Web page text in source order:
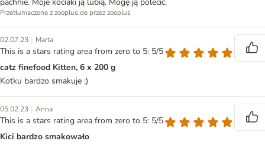
Przetłumaczone z zooplus.de przez zooplus
02.07.23 | Marta
This is a stars rating area from zero to 5: 5/5
catz finefood Kitten, 6 x 200 g
Kotku bardzo smakuje ;)
05.02.23 | Anna
This is a stars rating area from zero to 5: 5/5
Kici bardzo smakowało